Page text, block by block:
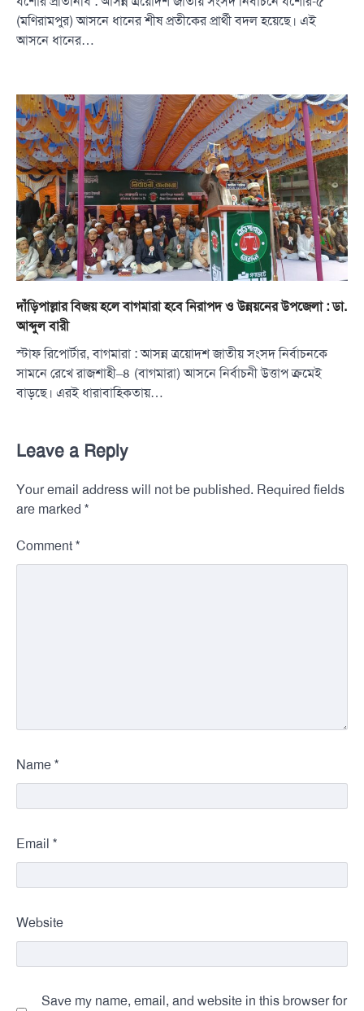
(মণিরামপুর) আসনে ধানের শীষ প্রতীকের প্রার্থী বদল হয়েছে। এই
আসনে ধানের…
দাঁড়িপাল্লার বিজয় হলে বাগমারা হবে নিরাপদ ও উন্নয়নের উপজেলা : ডা.
আব্দুল বারী
স্টাফ রিপোর্টার, বাগমারা : আসন্ন ত্রয়োদশ জাতীয় সংসদ নির্বাচনকে
সামনে রেখে রাজশাহী–৪ (বাগমারা) আসনে নির্বাচনী উত্তাপ ক্রমেই
বাড়ছে। এরই ধারাবাহিকতায়…
Leave a Reply
Your email address will not be published. Required fields
are marked *
Comment *
Name *
Email *
Website
Save my name, email, and website in this browser for